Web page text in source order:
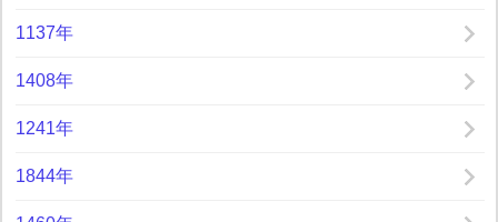
1137年
1408年
1241年
1844年